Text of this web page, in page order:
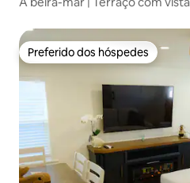
Preferido dos hóspedes
Preferido dos hóspedes